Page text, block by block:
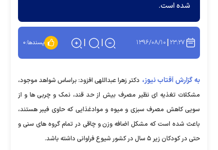
شده است.
۲۳:۲۷ ۱۳۹۶/۰۸/۱۰ پسندها:۰
به گزارش آفتاب نیوز، دکتر زهرا عبداللهی افزود: براساس شواهد موجود،
مشکلات تغذیه ای نظیر مصرف بیش از حد قند، نمک و چربی ها و از
سویی کاهش مصرف سبزی و میوه و موادغذایی که حاوی فیبر هستند،
باعث شده است که مشکل اضافه وزن و چاقی در تمام گروه های سنی و
حتی در کودکان زیر ۵ سال در کشور شیوع فراوانی داشته باشد.